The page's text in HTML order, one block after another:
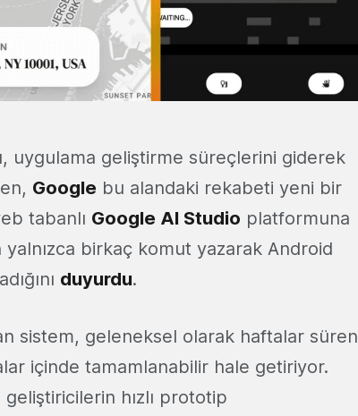
uygulama geliştirme süreçlerini giderek
Google bu alandaki rekabeti yeni bir
tabanlı Google AI Studio platformuna
yalnızca birkaç komut yazarak Android
duyurdu.
sistem, geleneksel olarak haftalar süren
içinde tamamlanabilir hale getiriyor.
hızlı prototip